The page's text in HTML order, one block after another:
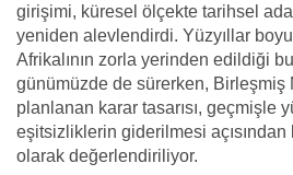
girişimi, küresel ölçekte tarihsel
yeniden alevlendirdi. Yüzyıllar
Afrikalının zorla yerinden edildiği
günümüzde de sürerken, Birleşmiş
planlanan karar tasarısı, geçmişle
eşitsizliklerin giderilmesi açısından
olarak değerlendiriliyor.